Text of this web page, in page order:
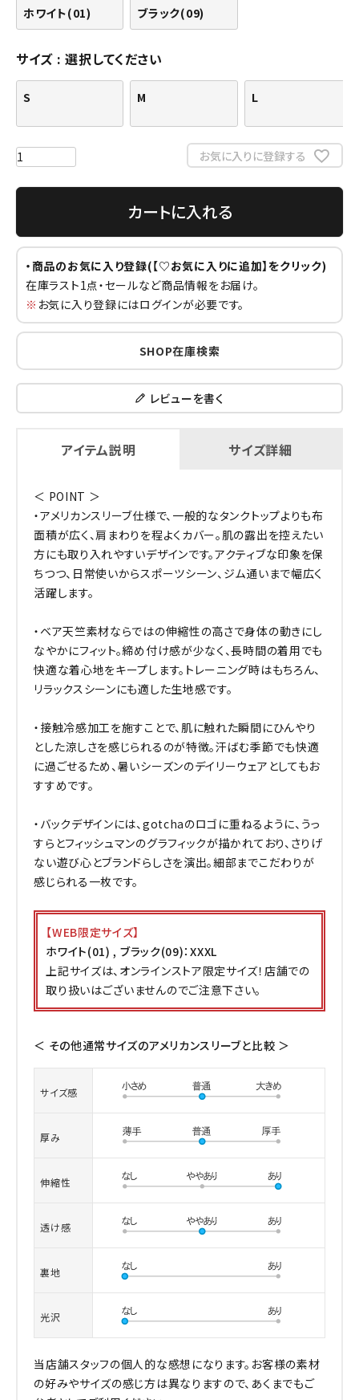
ホワイト(01) ブラック(09)
サイズ 選択してください
S M L
お気に入りに登録する
カートに入れる
・商品のお気に入り登録(【♡お気に入りに追加】をクリック)
在庫ラスト1点・セールなど商品情報をお届け。
※ お気に入り登録にはログインが必要です。
SHOP在庫検索
レビューを書く
アイテム説明 サイズ詳細
＜ POINT ＞
・アメリカンスリーブ仕様で、一般的なタンクトップよりも布
面積が広く、肩まわりを程よくカバー。肌の露出を控えたい
方にも取り入れやすいデザインです。アクティブな印象を保
ちつつ、日常使いからスポーツシーン、ジム通いまで幅広く
活躍します。
・ベア天竺素材ならではの伸縮性の高さで身体の動きにし
なやかにフィット。締め付け感が少なく、長時間の着用でも
快適な着心地をキープします。トレーニング時はもちろん、
リラックスシーンにも適した生地感です。
・接触冷感加工を施すことで、肌に触れた瞬間にひんやり
とした涼しさを感じられるのが特徴。汗ばむ季節でも快適
に過ごせるため、暑いシーズンのデイリーウェアとしてもお
すすめです。
・バックデザインには、gotchaのロゴに重ねるように、うっ
すらとフィッシュマンのグラフィックが描かれており、さりげ
ない遊び心とブランドらしさを演出。細部までこだわりが
感じられる一枚です。
【WEB限定サイズ】
ホワイト(01) , ブラック(09)：XXXL
上記サイズは、オンラインストア限定サイズ！店舗での
取り扱いはございませんのでご注意下さい。
＜ その他通常サイズのアメリカンスリーブと比較 ＞
サイズ感
厚み
伸縮性
透け感
裏地
光沢
当店舗スタッフの個人的な感想になります。お客様の素材
の好みやサイズの感じ方は異なりますので、あくまでもご